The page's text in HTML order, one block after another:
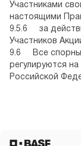
Участниками
настоящими
9.5.6 за
Участников
9.6 Все
регулируются
Российской